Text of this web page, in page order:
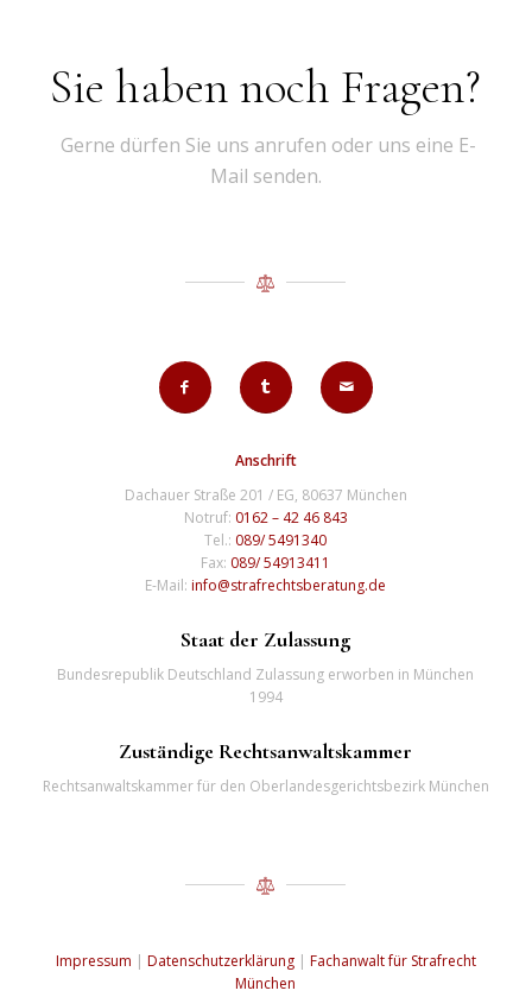
Sie haben noch Fragen?
Gerne dürfen Sie uns anrufen oder uns eine E-
Mail senden.
Anschrift
Dachauer Straße 201 / EG, 80637 München
Notruf: 0162 – 42 46 843
Tel.: 089/ 5491340
Fax: 089/ 54913411
E-Mail:info@strafrechtsberatung.de
Staat der Zulassung
Bundesrepublik Deutschland Zulassung erworben in München
1994
Zuständige Rechtsanwaltskammer
Rechtsanwaltskammer für den Oberlandesgerichtsbezirk München
Impressum | Datenschutzerklärung| Fachanwalt für Strafrecht
München